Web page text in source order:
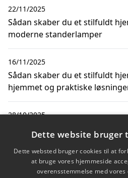
Sådan skaber du et stilfuldt
moderne standerlamper
22/11/2025
Sådan skaber du et stilfuldt
hjemmet og praktiske
16/11/2025
grydelåg til køkkenet
28/10/2025
Dette website bruger
Dette websted bruger cookies til at
at bruge vores hjemmeside
overensstemmelse med vores